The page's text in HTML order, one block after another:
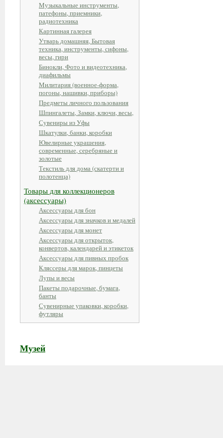
Музыкальные инструменты,
патефоны, приемники,
радиотехника
Картинная галерея
Утварь домашняя, Бытовая
техника, инструменты, сифоны,
весы, гири
Бинокли, Фото и видеотехника,
диафильмы
Милитария (военное-форма,
погоны, нашивки, приборы)
Предметы личного пользования
Шпингалеты, Замки, ключи, весы,
Сувениры из Уфы
Шкатулки, банки, коробки
Ювелирные украшения,
современные, серебряные и
золотые
Текстиль для дома (скатерти и
полотенца)
Товары для коллекционеров
(аксессуары)
Аксессуары для бон
Аксессуары для значков и медалей
Аксессуары для монет
Аксессуары для открыток,
конвертов, календарей и этикеток
Аксессуары для пивных пробок
Кляссеры для марок, пинцеты
Лупы и весы
Пакеты подарочные, бумага,
банты
Сувенирные упаковки, коробки,
футляры
Музей